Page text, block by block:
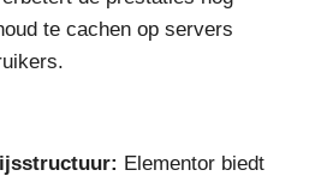
te cachen op servers
Elementor biedt